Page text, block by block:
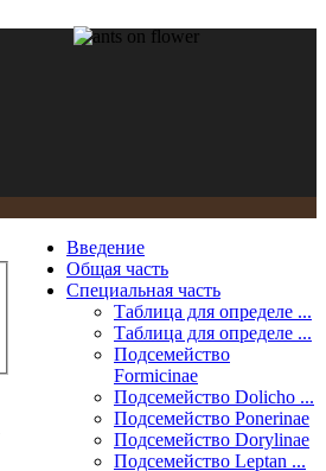
Введение
Общая часть
Специальная часть
Таблица для определе ...
Таблица для определе ...
Подсемейство
Formicinae
Подсемейство Dolicho ...
Подсемейство Ponerinae
Подсемейство Dorylinae
Подсемейство Leptan ...